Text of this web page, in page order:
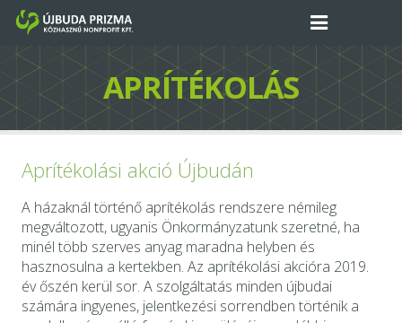
Kezdőlap
Projektek
Kapcsolat
Közérdekű adatok
APRÍTÉKOLÁS
Aprítékolási akció Újbudán
A házaknál történő aprítékolás rendszere némileg
megváltozott, ugyanis Önkormányzatunk szeretné, ha
minél több szerves anyag maradna helyben és
hasznosulna a kertekben. Az aprítékolási akcióra 2019.
év őszén kerül sor. A szolgáltatás minden újbudai
számára ingyenes, jelentkezési sorrendben történik a